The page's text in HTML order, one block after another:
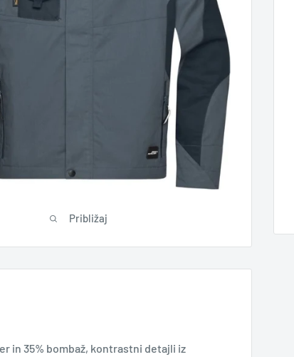
Približaj
in 35% bombaž, kontrastni detajli iz